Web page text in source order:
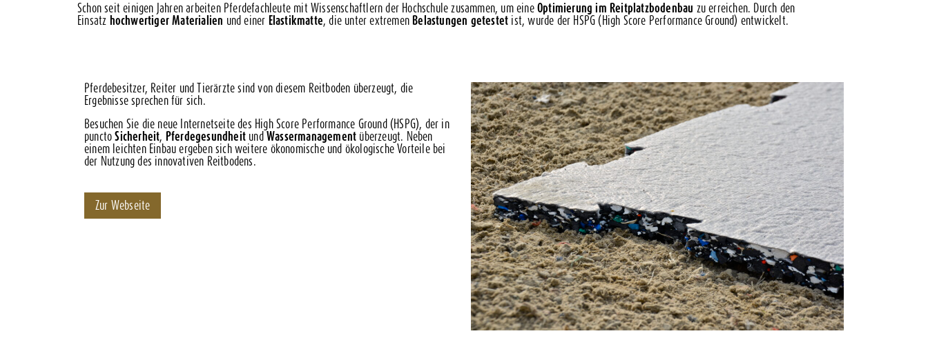
Schon seit einigen Jahren arbeiten Pferdefachleute mit Wissenschaftlern der Hochschule zusammen, um eineOptimierung im Reitplatzbodenbau zu erreichen. Durch den
Einsatz hochwertiger Materialien und einer Elastikmatte, die unter extremen Belastungen getestet ist, wurde der HSPG (High Score Performance Ground) entwickelt.
Pferdebesitzer, Reiter und Tierärzte sind von diesem Reitboden überzeugt, die
Ergebnisse sprechen für sich.
Besuchen Sie die neue Internetseite des High Score Performance Ground (HSPG), der in
punctoSicherheit, Pferdegesundheit undWassermanagement überzeugt. Neben
einem leichten Einbau ergeben sich weitere ökonomische und ökologische Vorteile bei
der Nutzung des innovativen Reitbodens.
Zur Webseite